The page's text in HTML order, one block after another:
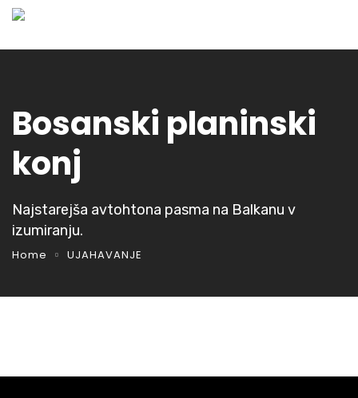
Bosanski planinski
konj
Najstarejša avtohtona pasma na Balkanu v
izumiranju.
Home UJAHAVANJE